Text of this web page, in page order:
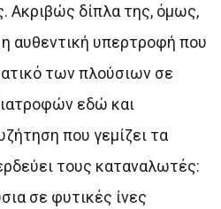
Ακριβώς δίπλα της, όμως,
η αυθεντική υπερτροφή που
των πλούσιων σε
εδώ και
που γεμίζει τα
τους καταναλωτές:
σε φυτικές ίνες